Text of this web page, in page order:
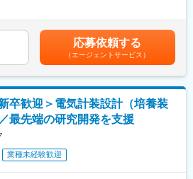
り、社内の担当と協力して業務を進めま
、ソフト設計担当）
技術担当とご同行いただきます。
お客様のニーズや製品知識をつけていただ
識を身に着けるには時間もかかりますが、
えられるようになる成長実感があります。
り（2月）■昇給：年1回賃金はあくまでも
考を通じて上下する可能性があります。月
めた表記です。
応募依頼する
（エージェントサービス）
卒歓迎＞電気計装設計（培養装
最先端の研究開発を支援
業種未経験歓迎